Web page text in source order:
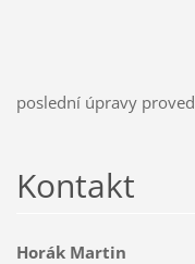
poslední úpravy
Kontakt
Horák Martin